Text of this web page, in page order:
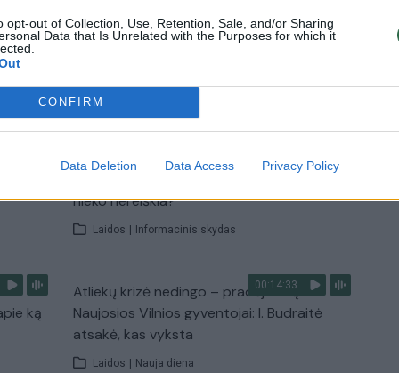
opt-out of Collection, Use, Retention, Sale, and/or Sharing
Data that Is Unrelated with the Purposes for which it
CONFIRM
Data Deletion Data Access Privacy Policy
į
Kodėl apklausos internete ir politikų
reitingai tarprinkiminiu laikotarpiu dažnai
nieko nereiškia?
Laidos | Informacinis skydas
–
ką
00:14:33
Atliekų krizė nedingo – pradėjo skųstis
Naujosios Vilnios gyventojai: I. Budraitė
atsakė, kas vyksta
Laidos | Nauja diena